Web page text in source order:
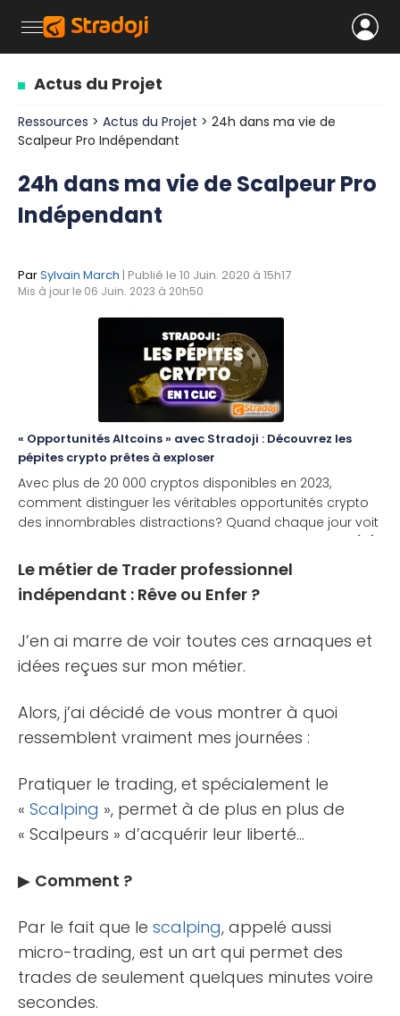
Actus du Projet
Ressources > Actus du Projet > 24h dans ma vie de
Scalpeur Pro Indépendant
24h dans ma vie de Scalpeur Pro
Indépendant
ParSylvain March | Publié le 10 Juin. 2020 à 15h17
Mis à jour le 06 Juin. 2023 à 20h50
« Opportunités Altcoins » avec Stradoji : Découvrez les
pépites crypto prêtes à exploser
Avec plus de 20 000 cryptos disponibles en 2023,
comment distinguer les véritables opportunités crypto
des innombrables distractions? Quand chaque jour voit
Le métier de Trader professionnel
indépendant : Rêve ou Enfer ?
J’en ai marre de voir toutes ces arnaques et
idées reçues sur mon métier.
Alors, j’ai décidé de vous montrer à quoi
ressemblent vraiment mes journées :
Pratiquer le trading, et spécialement le
« Scalping », permet à de plus en plus de
« Scalpeurs » d’acquérir leur liberté…
▶ Comment ?
Par le fait que le scalping, appelé aussi
micro-trading, est un art qui permet des
trades de seulement quelques minutes voire
secondes.